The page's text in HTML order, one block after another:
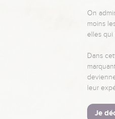
On
moins
elles qui
Dans
leur
Je